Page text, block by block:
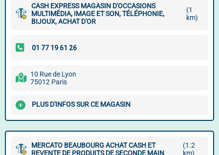
CASH EXPRESS MAGASIN D'OCCASIONS
MULTIMÉDIA, IMAGE ET SON, TÉLÉPHONIE,
BIJOUX, ACHAT D'OR
(1
km)
10 Rue de Lyon
75012 Paris
PLUS D'INFOS SUR CE MAGASIN
MERCATO BEAUBOURG ACHAT CASH ET
REVENTE DE PRODUITS DE SECONDE MAIN
(1.2
km)